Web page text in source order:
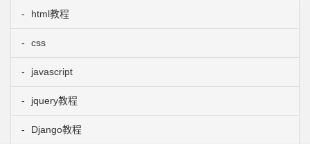
html教程
css
javascript
jquery教程
Django教程